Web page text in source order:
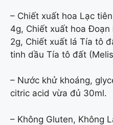
– Chiết xuất hoa Lạc
4g, Chiết xuất hoa
2g, Chiết xuất lá Tía tô
tinh dầu Tía tô đất
– Nước khử khoáng,
citric acid vừa đủ 30ml.
– Không Gluten, Không